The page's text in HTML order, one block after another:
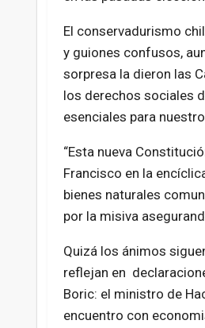
El conservadurismo
y guiones confusos,
sorpresa la dieron las
los derechos sociales
esenciales para
“Esta nueva
Francisco en la
bienes naturales
por la misiva
Quizá los ánimos
reflejan en
Boric: el ministro de
encuentro con